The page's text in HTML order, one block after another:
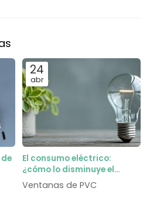
24
abr
El consumo eléctrico:
¿cómo lo disminuye el
cambio de ventanas?
Ventanas de PVC